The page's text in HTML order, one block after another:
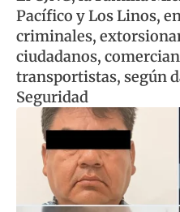
Pacífico y Los Linos,
criminales,
ciudadanos,
transportistas, según
Seguridad